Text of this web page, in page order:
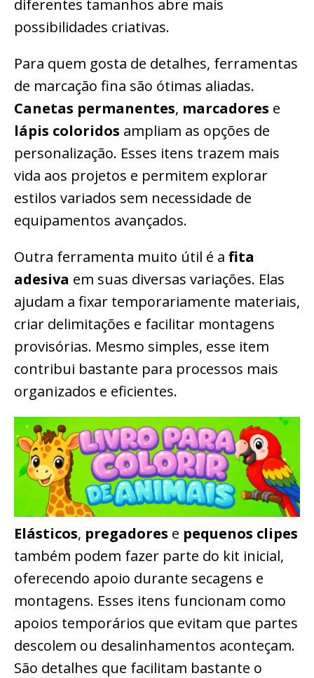
diferentes tamanhos abre mais
possibilidades criativas.
Para quem gosta de detalhes, ferramentas
de marcação fina são ótimas aliadas.
Canetas permanentes, marcadores e
lápis coloridos ampliam as opções de
personalização. Esses itens trazem mais
vida aos projetos e permitem explorar
estilos variados sem necessidade de
equipamentos avançados.
Outra ferramenta muito útil é a fita
adesiva em suas diversas variações. Elas
ajudam a fixar temporariamente materiais,
criar delimitações e facilitar montagens
provisórias. Mesmo simples, esse item
contribui bastante para processos mais
organizados e eficientes.
Elásticos, pregadores e pequenos clipes
também podem fazer parte do kit inicial,
oferecendo apoio durante secagens e
montagens. Esses itens funcionam como
apoios temporários que evitam que partes
descolem ou desalinhamentos aconteçam.
São detalhes que facilitam bastante o